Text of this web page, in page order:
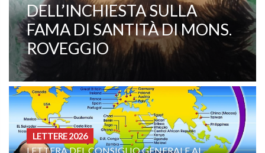
PADRE EZECHIELE RAMIN,
TESTIMONIANZA VIVA DI
VOCAZIONE E MISSIONE
AI
CURIA - (NOTIZIE-NEWS)